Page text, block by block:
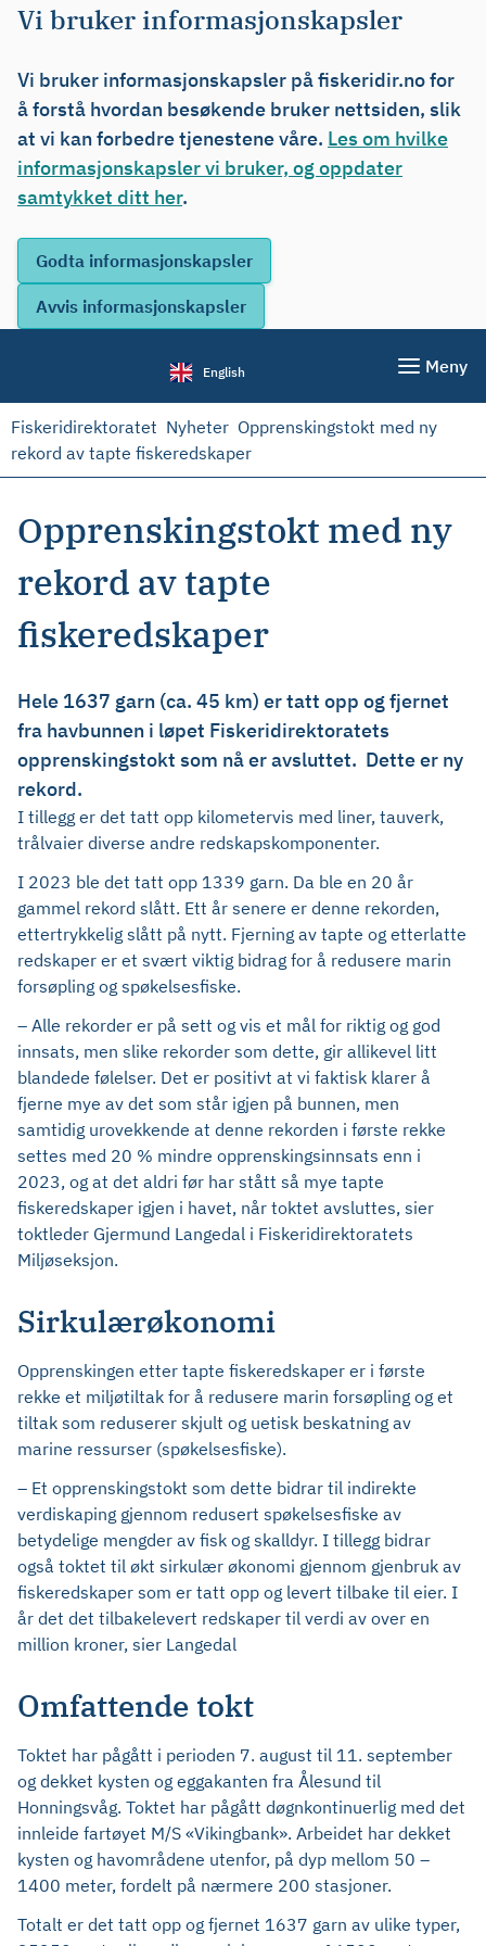
Vi bruker informasjonskapsler
Vi bruker informasjonskapsler på fiskeridir.no for
å forstå hvordan besøkende bruker nettsiden, slik
at vi kan forbedre tjenestene våre. Les om hvilke
informasjonskapsler vi bruker, og oppdater
samtykket ditt her.
English Meny
Fiskeridirektoratet Nyheter Opprenskingstokt med ny
rekord av tapte fiskeredskaper
Opprenskingstokt med ny
rekord av tapte
fiskeredskaper
Hele 1637 garn (ca. 45 km) er tatt opp og fjernet
fra havbunnen i løpet Fiskeridirektoratets
opprenskingstokt som nå er avsluttet. Dette er ny
rekord.
I tillegg er det tatt opp kilometervis med liner, tauverk,
trålvaier diverse andre redskapskomponenter.
I 2023 ble det tatt opp 1339 garn. Da ble en 20 år
gammel rekord slått. Ett år senere er denne rekorden,
ettertrykkelig slått på nytt. Fjerning av tapte og etterlatte
redskaper er et svært viktig bidrag for å redusere marin
forsøpling og spøkelsesfiske.
– Alle rekorder er på sett og vis et mål for riktig og god
innsats, men slike rekorder som dette, gir allikevel litt
blandede følelser. Det er positivt at vi faktisk klarer å
fjerne mye av det som står igjen på bunnen, men
samtidig urovekkende at denne rekorden i første rekke
settes med 20 % mindre opprenskingsinnsats enn i
2023, og at det aldri før har stått så mye tapte
fiskeredskaper igjen i havet, når toktet avsluttes, sier
toktleder Gjermund Langedal i Fiskeridirektoratets
Miljøseksjon.
Sirkulærøkonomi
Opprenskingen etter tapte fiskeredskaper er i første
rekke et miljøtiltak for å redusere marin forsøpling og et
tiltak som reduserer skjult og uetisk beskatning av
marine ressurser (spøkelsesfiske).
– Et opprenskingstokt som dette bidrar til indirekte
verdiskaping gjennom redusert spøkelsesfiske av
betydelige mengder av fisk og skalldyr. I tillegg bidrar
også toktet til økt sirkulær økonomi gjennom gjenbruk av
fiskeredskaper som er tatt opp og levert tilbake til eier. I
år det det tilbakelevert redskaper til verdi av over en
million kroner, sier Langedal
Omfattende tokt
Toktet har pågått i perioden 7. august til 11. september
og dekket kysten og eggakanten fra Ålesund til
Honningsvåg. Toktet har pågått døgnkontinuerlig med det
innleide fartøyet M/S «Vikingbank». Arbeidet har dekket
kysten og havområdene utenfor, på dyp mellom 50 –
1400 meter, fordelt på nærmere 200 stasjoner.
Totalt er det tatt opp og fjernet 1637 garn av ulike typer,